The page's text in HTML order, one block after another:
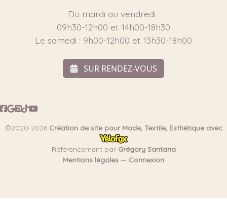
Du mardi au vendredi :
09h30-12h00 et 14h00-18h30
Le samedi : 9h00-12h00 et 13h30-18h00
SUR RENDEZ-VOUS
©2020-2026 Création de site pour Mode, Textile, Esthétique avec
Référencement par Grégory Santana
Mentions légales — Connexion